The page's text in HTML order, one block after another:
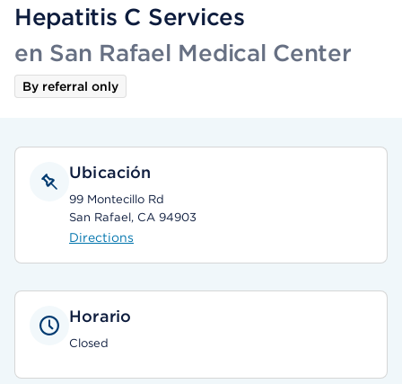
Hepatitis C Services
en San Rafael Medical Center
By referral only
Ubicación
99 Montecillo Rd
San Rafael, CA 94903
Directions
Horario
Closed